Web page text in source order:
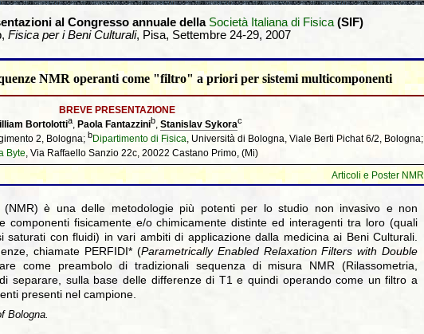
al Congresso annuale della Società Italiana di Fisica (SIF)
Fisica per i Beni Culturali, Pisa, Settembre 24-29, 2007
NMR operanti come "filtro" a priori per sistemi multicomponenti
BREVE PRESENTAZIONE
Bortolottia, Paola Fantazzinib, Stanislav Sykorac
2, Bologna; bDipartimento di Fisica , Università di Bologna, Viale Berti Pichat 6/2, Bologna;
Byte, Via Raffaello Sanzio 22c, 20022 Castano Primo, (Mi)
Articoli e Poster NMR
(NMR) è una delle metodologie più potenti per lo studio non invasivo e non
componenti fisicamente e/o chimicamente distinte ed interagenti tra loro (quali
saturati con fluidi) in vari ambiti di applicazione dalla medicina ai Beni Culturali.
chiamate PERFIDI* (Parametrically Enabled Relaxation Filters with Double
come preambolo di tradizionali sequenza di misura NMR (Rilassometria,
separare, sulla base delle differenze di T1 e quindi operando come un filtro a
presenti nel campione.
Bologna.